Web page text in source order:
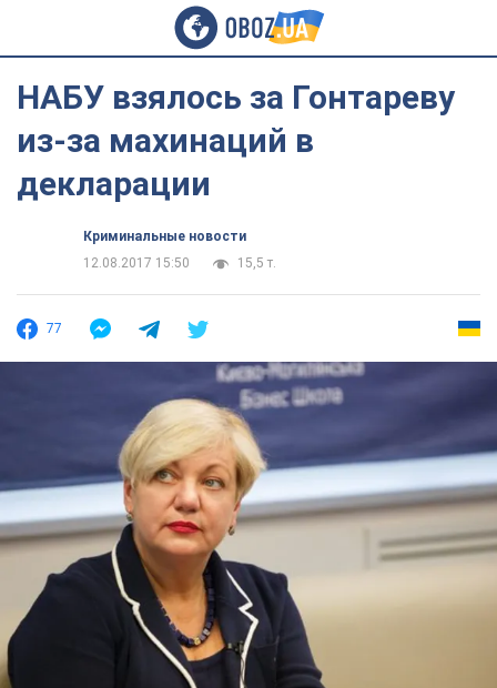
НАБУ взялось за Гонтареву
из-за махинаций в
декларации
Криминальные новости
12.08.2017 15:50
15,5 т.
77